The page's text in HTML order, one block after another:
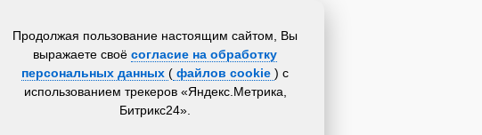
Продолжая пользование настоящим сайтом, Вы
выражаете своё согласие на обработку
персональных данных ( файлов cookie ) с
использованием трекеров «Яндекс.Метрика,
Битрикс24».